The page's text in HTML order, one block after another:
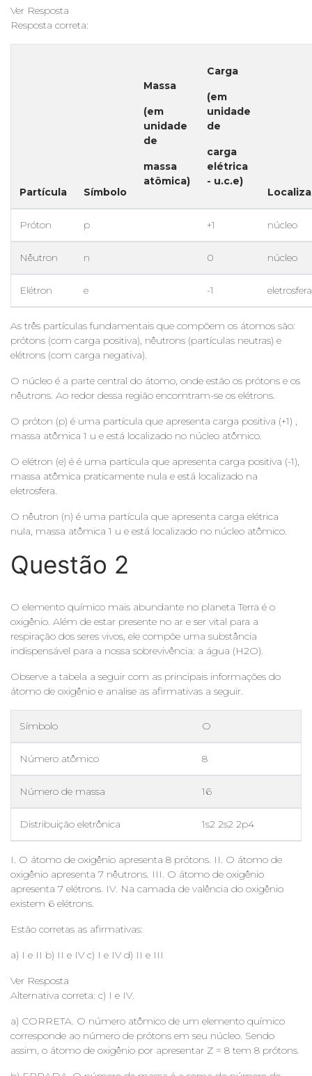
Ver Resposta
Resposta correta:
Partícula Símbolo
Massa
(em
unidade
de
massa
atômica)
Carga
(em
unidade
de
carga
elétrica
- u.c.e)
Próton p +1 núcleo
Nêutron n 0 núcleo
Elétron e -1 eletrosfera
As três partículas fundamentais que compõem os átomos são:
prótons (com carga positiva), nêutrons (partículas neutras) e
elétrons (com carga negativa).
O núcleo é a parte central do átomo, onde estão os prótons e os
nêutrons. Ao redor dessa região encomtram-se os elétrons.
O próton (p) é uma partícula que apresenta carga positiva (+1) ,
massa atômica 1 u e está localizado no núcleo atômico.
O elétron (e) é é uma partícula que apresenta carga positiva (-1),
massa atômica praticamente nula e está localizado na
eletrosfera.
O nêutron (n) é uma partícula que apresenta carga elétrica
nula, massa atômica 1 u e está localizado no núcleo atômico.
Questão 2
O elemento químico mais abundante no planeta Terra é o
oxigênio. Além de estar presente no ar e ser vital para a
respiração dos seres vivos, ele compõe uma substância
indispensável para a nossa sobrevivência: a água (H2O).
Observe a tabela a seguir com as principais informações do
átomo de oxigênio e analise as afirmativas a seguir.
Símbolo O
Número atômico 8
Número de massa 16
Distribuição eletrônica 1s2 2s2 2p4
I. O átomo de oxigênio apresenta 8 prótons. II. O átomo de
oxigênio apresenta 7 nêutrons. III. O átomo de oxigênio
apresenta 7 elétrons. IV. Na camada de valência do oxigênio
existem 6 elétrons.
Estão corretas as afirmativas:
a) I e II b) II e IV c) I e IV d) II e III
Ver Resposta
Alternativa correta: c) I e IV.
a) CORRETA. O número atômico de um elemento químico
corresponde ao número de prótons em seu núcleo. Sendo
assim, o átomo de oxigênio por apresentar Z = 8 tem 8 prótons.